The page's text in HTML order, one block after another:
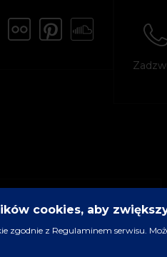
cookies, aby
zgodnie z Regulaminem serwisu.